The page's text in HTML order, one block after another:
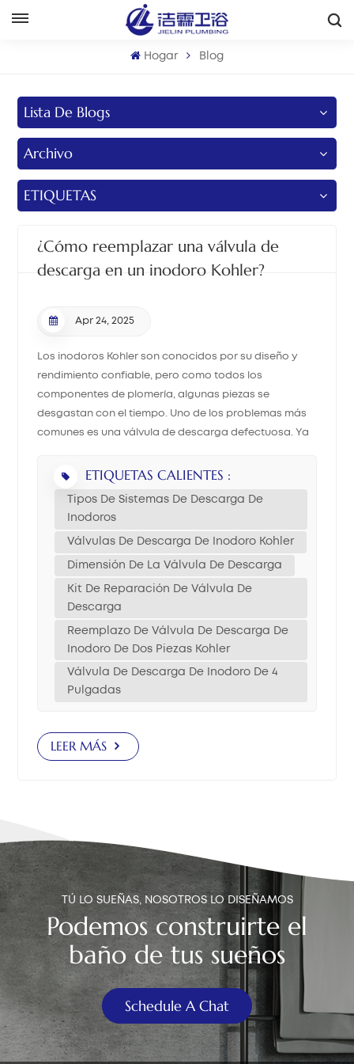
Español
中文
هَوُسَ
Hogar Blog
Lista De Blogs
Archivo
ETIQUETAS
¿Cómo reemplazar una válvula de
descarga en un inodoro Kohler?
Apr 24, 2025
Los inodoros Kohler son conocidos por su diseño y
rendimiento confiable, pero como todos los
componentes de plomería, algunas piezas se
desgastan con el tiempo. Uno de los problemas más
comunes es una válvula de descarga defectuosa. Ya
inodoro que gotea constantemente, reemplazar la
válvula de descarga puede restaurar su correcto
Kohler, ya sea la válvula completa o solo el cartucho
interior, con consejos para elegir las piezas
adecuadas según su modelo y los tipos de sistemas
de descarga. 1. Introducción La válvula de descarga
ineficiente. Esta publicación se centra en las válvulas
de descarga de inodoros Kohler, en particular los
problema, seleccionar la pieza correcta e instalarla
paso a paso. 2. Preparación antes del reemplazo A.
tanque está bien y solo el cubo central está
desgastado o agrietado, puede ahorrar tiempo y
dinero comprando un kit de reparación de válvulas de
descarga. B. Identificar el modelo correcto Kohler
ofrece una amplia gama de válvulas, incluidas las
válvula de descarga de inodoro de 3 pulgadas Se
utiliza en muchos de sus modelos modernos. Cada
dimensión de válvula de descarga suele corresponder
a un modelo de inodoro específico. Usar un tamaño o
tipo incorrecto puede provocar fugas o
incompatibilidad. Siempre verifique el número de
modelo estampado en el interior del tanque o
ETIQUETAS CALIENTES :
Tipos De Sistemas De Descarga De
Inodoros
Válvulas De Descarga De Inodoro Kohler
Dimensión De La Válvula De Descarga
Kit De Reparación De Válvula De
Descarga
Reemplazo De Válvula De Descarga De
Inodoro De Dos Piezas Kohler
Válvula De Descarga De Inodoro De 4
Pulgadas
LEER MÁS
TÚ LO SUEÑAS, NOSOTROS LO DISEÑAMOS
Podemos construirte el
baño de tus sueños
Schedule A Chat